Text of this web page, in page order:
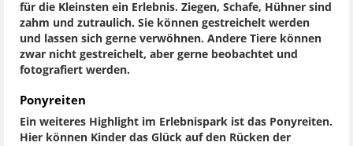
für die Kleinsten ein Erlebnis. Ziegen, Schafe, Hühner sind
zahm und zutraulich. Sie können gestreichelt werden
und lassen sich gerne verwöhnen. Andere Tiere können
zwar nicht gestreichelt, aber gerne beobachtet und
fotografiert werden.
Ponyreiten
Ein weiteres Highlight im Erlebnispark ist das Ponyreiten.
Hier können Kinder das Glück auf den Rücken der